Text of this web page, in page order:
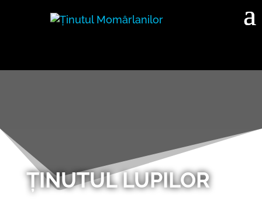
ȚINUTUL LUPILOR